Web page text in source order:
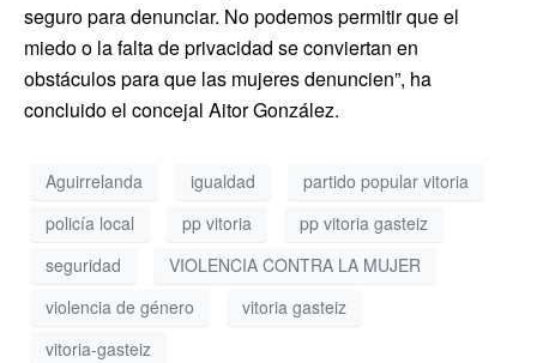
seguro para denunciar. No podemos permitir que el
miedo o la falta de privacidad se conviertan en
obstáculos para que las mujeres denuncien”, ha
concluido el concejal Aitor González.
Aguirrelanda igualdad
partido popular vitoria
policía local
pp vitoria
pp vitoria gasteiz
seguridad
VIOLENCIA CONTRA LA MUJER
violencia de género
vitoria gasteiz
vitoria-gasteiz